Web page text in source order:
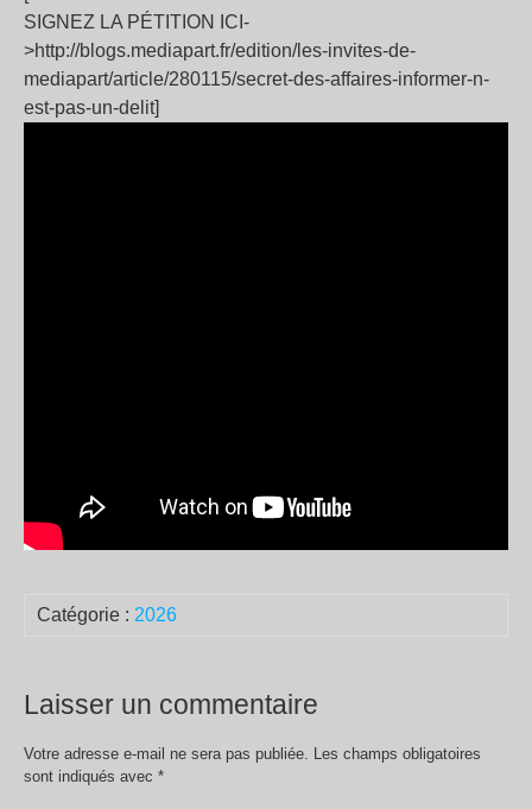
SIGNEZ LA PÉTITION ICI-
>http://blogs.mediapart.fr/edition/les-invites-de-
mediapart/article/280115/secret-des-affaires-informer-n-
est-pas-un-delit]
Catégorie : 2026
Laisser un commentaire
Votre adresse e-mail ne sera pas publiée. Les champs obligatoires
sont indiqués avec *